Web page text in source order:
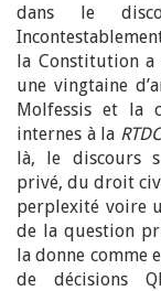
dans le
la Constitution a
une vingtaine
Molfessis et la
internes à la
là, le discours
privé, du droit
perplexité voire
de la question
la donne comme
de décisions